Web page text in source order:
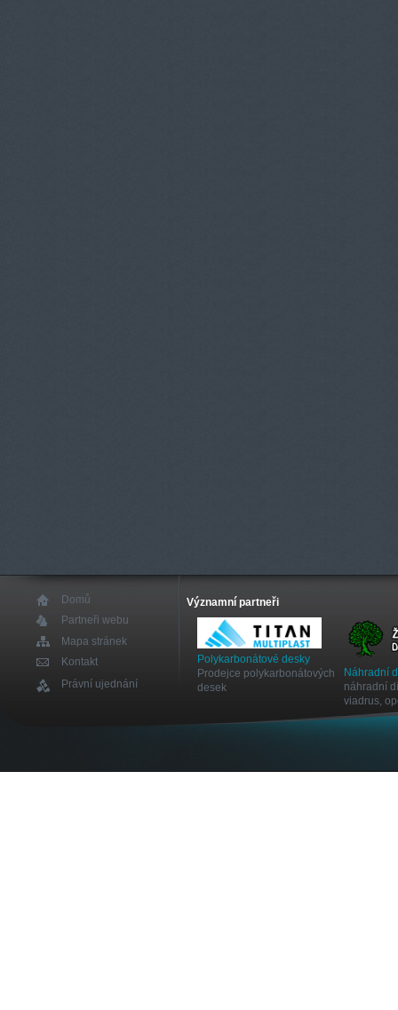
Domů
Partneři webu
Mapa stránek
Kontakt
Právní ujednání
Významní partneři
Polykarbonátové desky
Prodejce polykarbonátových
desek
Náhradní
náhradní
viadrus,